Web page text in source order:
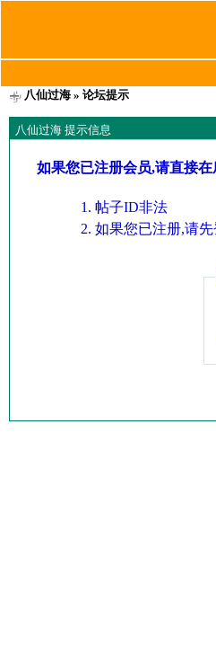
八仙过海» 论坛提示
八仙过海 提示信息
如果您已注册会员,请直接
帖子ID非法
如果您已注册,请